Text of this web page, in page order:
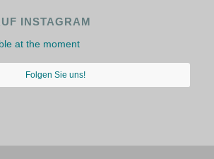
INSTAGRAM
at the moment
Folgen Sie uns!